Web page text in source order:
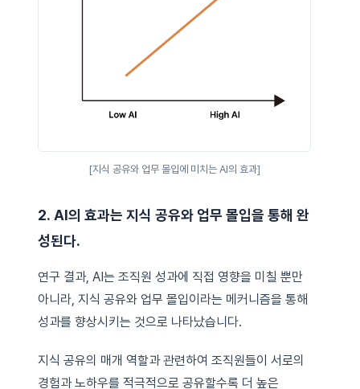
[지식 공유와 업무 몰입에 미치는 AI의 효과]
2. AI의 효과는 지식 공유와 업무 몰입을 통해 완
성된다.
연구 결과, AI는 조직원 성과에 직접 영향을 미칠 뿐만
아니라, 지식 공유와 업무 몰입이라는 메커니즘을 통해
성과를 향상시키는 것으로 나타났습니다.
지식 공유의 매개 역할과 관련하여 조직원들이 서로의
경험과 노하우를 적극적으로 공유할수록 더 높은